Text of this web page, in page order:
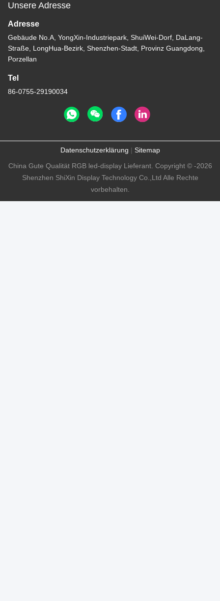
Unsere Adresse
Adresse
Gebäude No.A, YongXin-Industriepark, ShuiWei-Dorf, DaLang-
Straße, LongHua-Bezirk, Shenzhen-Stadt, Provinz Guangdong,
Porzellan
Tel
86-0755-29190034
Datenschutzerklärung | Sitemap
China Gute Qualität RGB led-display Lieferant. Copyright © -2026
Shenzhen ShiXin Display Technology Co.,Ltd Alle Rechte
vorbehalten.